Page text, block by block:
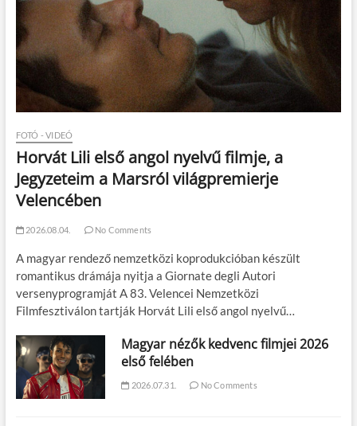
FOTÓ - VIDEÓ
Horvát Lili első angol nyelvű filmje, a
Jegyzeteim a Marsról világpremierje
Velencében
2026.08.04. No Comments
A magyar rendező nemzetközi koprodukcióban készült
romantikus drámája nyitja a Giornate degli Autori
versenyprogramját A 83. Velencei Nemzetközi
Filmfesztiválon tartják Horvát Lili első angol nyelvű…
Magyar nézők kedvenc filmjei 2026
első felében
2026.07.31. No Comments